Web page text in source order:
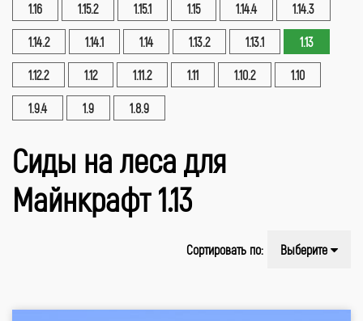
1.16 1.15.2 1.15.1 1.15 1.14.4 1.14.3
1.14.2 1.14.1 1.14 1.13.2 1.13.1 1.13
1.12.2 1.12 1.11.2 1.11 1.10.2 1.10
1.9.4 1.9 1.8.9
Сиды на леса для
Майнкрафт 1.13
Сортировать по: Выберите